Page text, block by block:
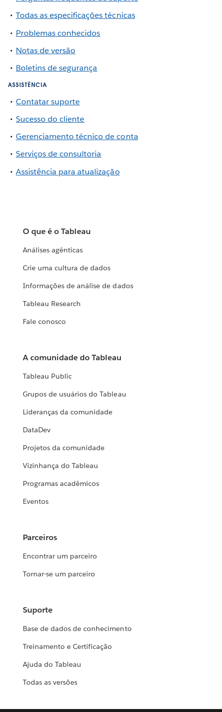
Todas as especificações técnicas
Problemas conhecidos
Notas de versão
Boletins de segurança
ASSISTÊNCIA
Contatar suporte
Sucesso do cliente
Gerenciamento técnico de conta
Serviços de consultoria
Assistência para atualização
O que é o Tableau
Análises agênticas
Crie uma cultura de dados
Informações de análise de dados
Tableau Research
Fale conosco
A comunidade do Tableau
Tableau Public
Grupos de usuários do Tableau
Lideranças da comunidade
DataDev
Projetos da comunidade
Vizinhança do Tableau
Programas acadêmicos
Eventos
Parceiros
Encontrar um parceiro
Tornar-se um parceiro
Suporte
Base de dados de conhecimento
Treinamento e Certificação
Ajuda do Tableau
Todas as versões